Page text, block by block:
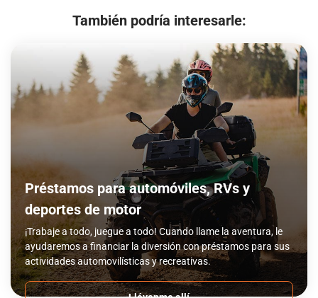
También podría interesarle:
Préstamos para automóviles, RVs y
deportes de motor
¡Trabaje a todo, juegue a todo! Cuando llame la aventura, le
ayudaremos a financiar la diversión con préstamos para sus
actividades automovilísticas y recreativas.